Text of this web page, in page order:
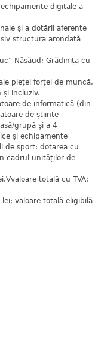
digitale a
și a dotării aferente
structura arondată
Năsăud; Grădinița cu
pieței forței de muncă,
și incluziv.
de informatică (din
de științe
grupă și a 4
și echipamente
de sport; dotarea cu
cadrul unităților de
totală cu TVA:
valoare totală eligibilă